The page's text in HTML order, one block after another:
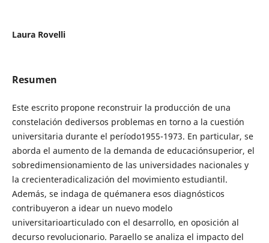
Laura Rovelli
Resumen
Este escrito propone reconstruir la producción de una
constelación dediversos problemas en torno a la cuestión
universitaria durante el período1955-1973. En particular, se
aborda el aumento de la demanda de educaciónsuperior, el
sobredimensionamiento de las universidades nacionales y
la crecienteradicalización del movimiento estudiantil.
Además, se indaga de quémanera esos diagnósticos
contribuyeron a idear un nuevo modelo
universitarioarticulado con el desarrollo, en oposición al
decurso revolucionario. Paraello se analiza el impacto del